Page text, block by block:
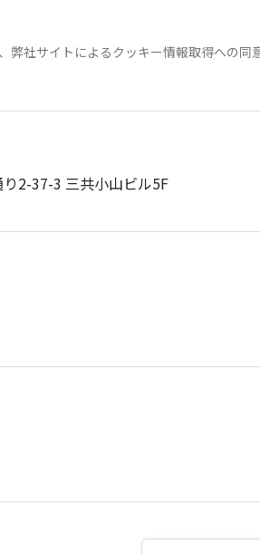
社サイトによるクッキー情報取得への同
2-37-3 三共小山ビル5F